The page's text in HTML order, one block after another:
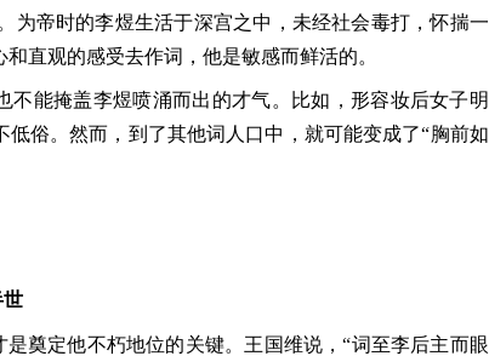
为帝时的李煜生活于深宫之中，未经社会毒打，怀揣一
直观的感受去作词，他是敏感而鲜活的。
能掩盖李煜喷涌而出的才气。比如，形容妆后女子明
俗。然而，到了其他词人口中，就可能变成了“胸前如
世
奠定他不朽地位的关键。王国维说，“词至李后主而眼